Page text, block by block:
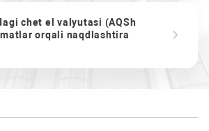
chet el valyutasi (AQSh
orqali naqdlashtira